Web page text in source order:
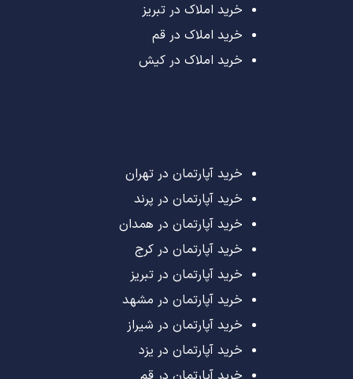
خرید املاک در تبریز
خرید املاک در قم
خرید املاک در کیش
خرید آپارتمان در تهران
خرید آپارتمان در پرند
خرید آپارتمان در همدان
خرید آپارتمان در کرج
خرید آپارتمان در تبریز
خرید آپارتمان در مشهد
خرید آپارتمان در شیراز
خرید آپارتمان در یزد